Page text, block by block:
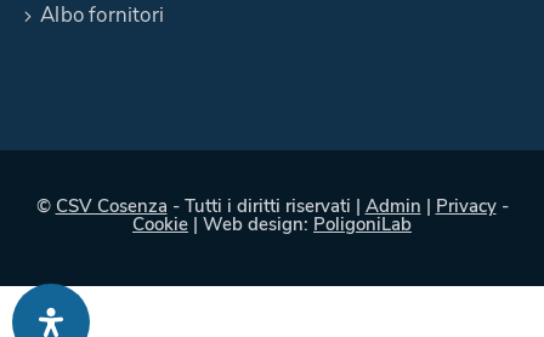
Albo fornitori
© CSV Cosenza - Tutti i diritti riservati | Admin | Privacy-
Cookie | Web design: PoligoniLab